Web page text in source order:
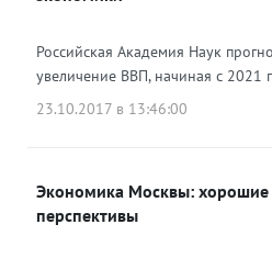
Российская Академия Наук
увеличение ВВП, начиная с 2021
23.10.2017 в 13:46:00
Экономика Москвы:
перспективы